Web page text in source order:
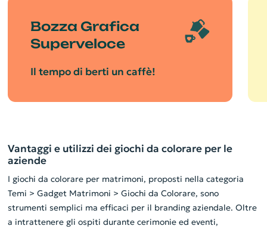
Bozza Grafica
Superveloce
Il tempo di berti un caffè!
Vantaggi e utilizzi dei giochi da colorare per le
aziende
I giochi da colorare per matrimoni, proposti nella categoria
Temi > Gadget Matrimoni > Giochi da Colorare, sono
strumenti semplici ma efficaci per il branding aziendale. Oltre
a intrattenere gli ospiti durante cerimonie ed eventi,